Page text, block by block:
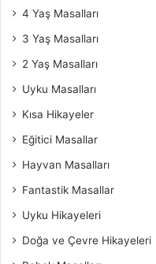
4 Yaş Masalları
3 Yaş Masalları
2 Yaş Masalları
Uyku Masalları
Kısa Hikayeler
Eğitici Masallar
Hayvan Masalları
Fantastik Masallar
Uyku Hikayeleri
Doğa ve Çevre Hikayeleri